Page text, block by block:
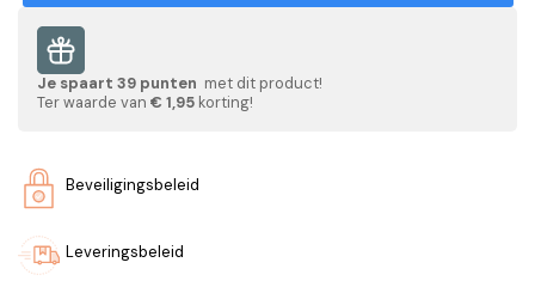
Je spaart 39 punten met dit product!
Ter waarde van € 1,95 korting!
Beveiligingsbeleid
Leveringsbeleid